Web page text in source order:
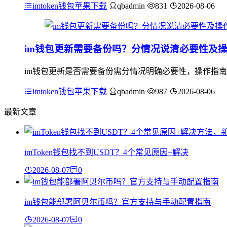
imtoken钱包苹果下载 qbadmin 831 2026-08-06
im钱包更新需要备份吗？分情况说清必要性及
im钱包更新是否需要备份需分情况明确必要性，操作指
imtoken钱包苹果下载 qbadmin 987 2026-08-06
最新文章
imToken钱包找不到USDT？4个常见原因+解决
2026-08-07 0
im钱包能部署阿贝尔币吗？官方支持与手动配置指南
2026-08-07 0